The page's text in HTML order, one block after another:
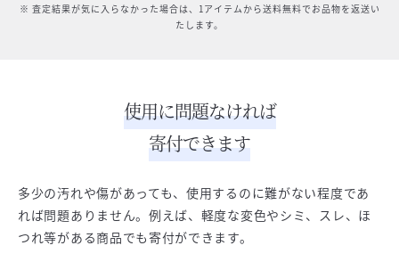
※ 査定結果が気に入らなかった場合は、1アイテムから送料無料でお品物を返送い
たします。
使用に問題なければ
寄付できます
多少の汚れや傷があっても、使用するのに難がない程度であ
れば問題ありません。例えば、軽度な変色やシミ、スレ、ほ
つれ等がある商品でも寄付ができます。